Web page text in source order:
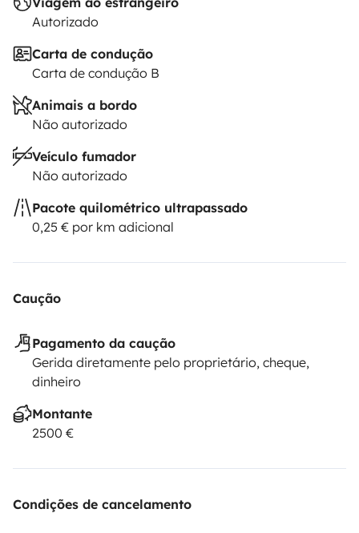
Autorizado
Carta de condução
Carta de condução B
Animais a bordo
Não autorizado
Veículo fumador
Não autorizado
Pacote quilométrico ultrapassado
0,25 € por km adicional
Caução
Pagamento da caução
Gerida diretamente pelo proprietário, cheque,
dinheiro
Montante
2500 €
Condições de cancelamento